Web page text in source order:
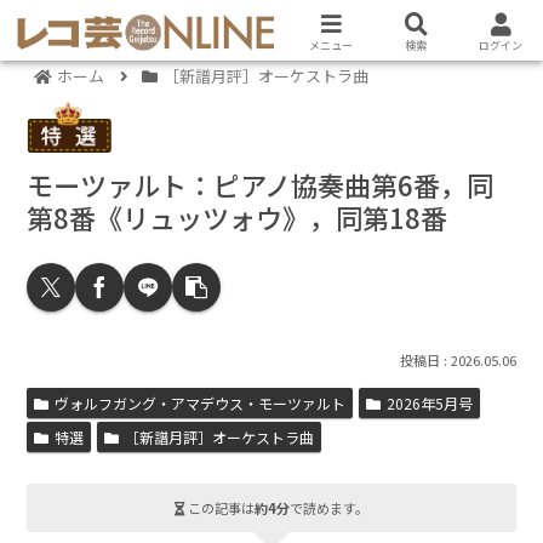
ホーム ［新譜月評］オーケストラ曲
モーツァルト：ピアノ協奏曲第6番，同
第8番《リュッツォウ》，同第18番
2026.05.06
ヴォルフガング・アマデウス・モーツァルト
2026年5月号
特選
［新譜月評］オーケストラ曲
この記事は約4分で読めます。
メニュー 検索 ログイン